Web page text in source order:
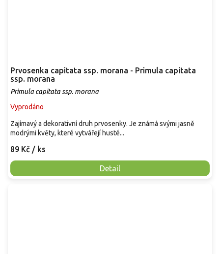
Prvosenka capitata ssp. morana - Primula capitata
ssp. morana
Primula capitata ssp. morana
Vyprodáno
89 Kč / ks
Detail
Zajímavý a dekorativní druh prvosenky. Je známá svými jasně
modrými květy, které vytvářejí husté...